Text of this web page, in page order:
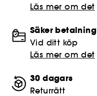
Läs mer om det
Säker betalning
Vid ditt köp
Läs mer om det
30 dagars
Returrätt